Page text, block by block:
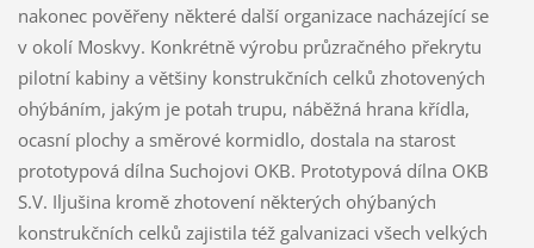
nakonec pověřeny některé další organizace nacházející se
v okolí Moskvy. Konkrétně výrobu průzračného překrytu
pilotní kabiny a většiny konstrukčních celků zhotovených
ohýbáním, jakým je potah trupu, náběžná hrana křídla,
ocasní plochy a směrové kormidlo, dostala na starost
prototypová dílna Suchojovi OKB. Prototypová dílna OKB
S.V. Iljušina kromě zhotovení některých ohýbaných
konstrukčních celků zajistila též galvanizaci všech velkých